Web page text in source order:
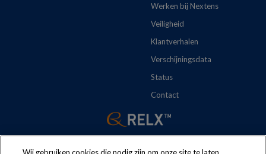
Werken bij Nextens
Veiligheid
Klantverhalen
Verschijningsdata
Status
Contact